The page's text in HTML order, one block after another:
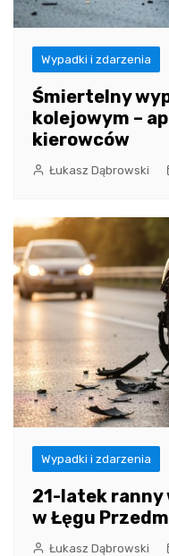
Wypadki i zdarzenia
Śmiertelny
kolejowym –
kierowców
Łukasz Dąbrowski
Wypadki i zdarzenia
21-latek ranny
w Łęgu
Łukasz Dąbrowski